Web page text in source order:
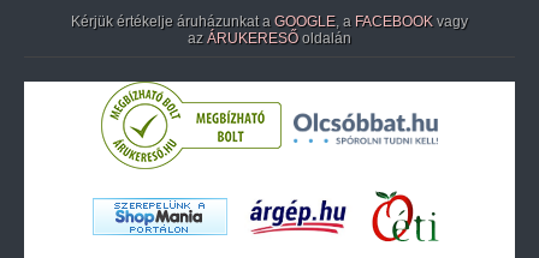
Kérjük értékelje áruházunkat a GOOGLE, a FACEBOOK vagy
az ÁRUKERESŐ oldalán